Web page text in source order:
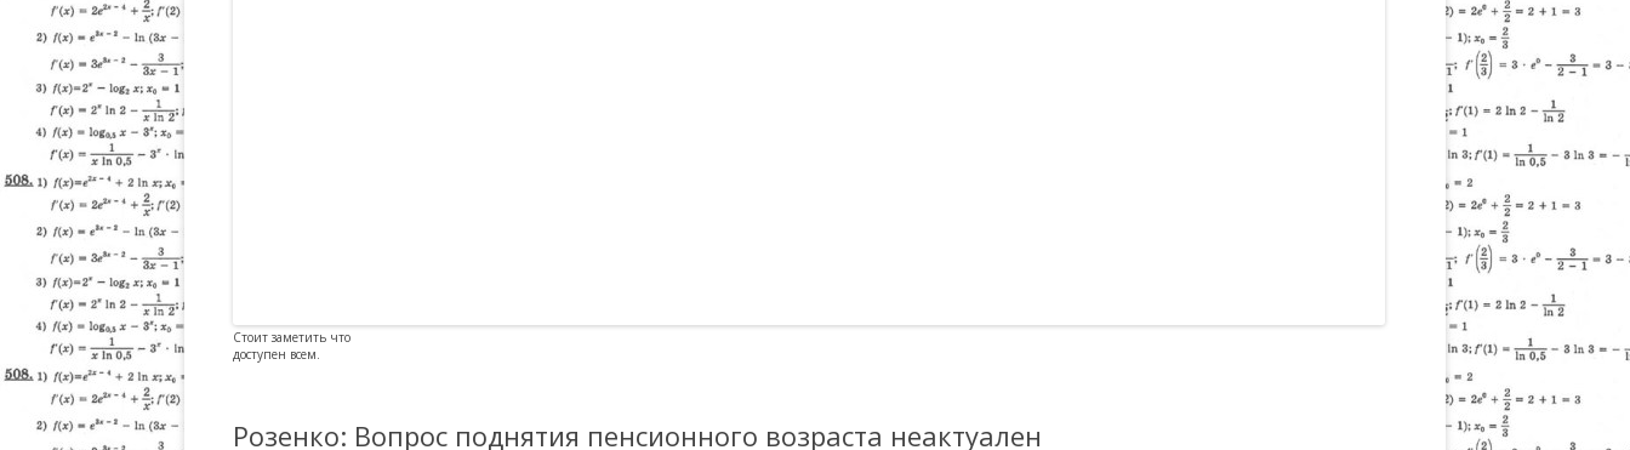
Стоит заметить что
доступен всем.
Розенко: Вопрос поднятия пенсионного возраста неактуален